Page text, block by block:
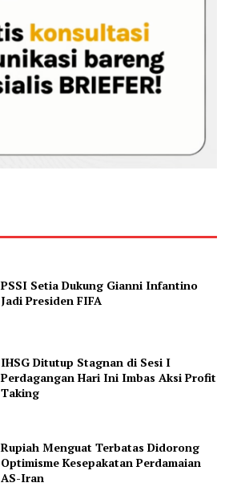
PSSI Setia Dukung Gianni Infantino
Jadi Presiden FIFA
IHSG Ditutup Stagnan di Sesi I
Perdagangan Hari Ini Imbas Aksi Profit
Taking
Rupiah Menguat Terbatas Didorong
Optimisme Kesepakatan Perdamaian
AS-Iran